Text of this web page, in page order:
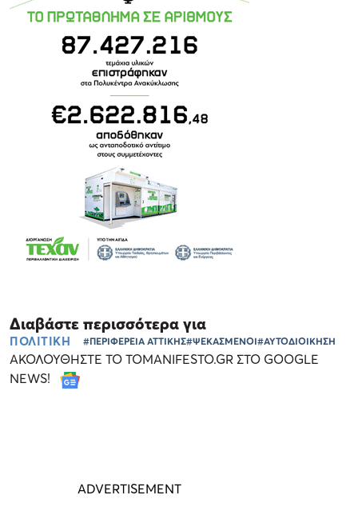
Διαβάστε περισσότερα για
ΠΟΛΙΤΙΚΗ #ΠΕΡΙΦΕΡΕΙΑ ΑΤΤΙΚΗΣ#ΨΕΚΑΣΜΕΝΟΙ#ΑΥΤΟΔΙΟΙΚΗΣΗ
ΑΚΟΛΟΥΘΗΣΤΕ ΤΟ TOMANIFESTO.GR ΣΤΟ GOOGLE
NEWS!